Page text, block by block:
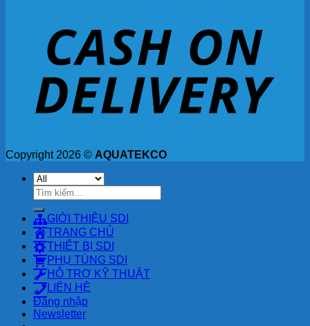
Copyright 2026 © AQUATEKCO
Tìm
kiếm:
GIỚI THIỆU SDI
TRANG CHỦ
THIẾT BỊ SDI
PHỤ TÙNG SDI
HỖ TRỢ KỸ THUẬT
LIÊN HỆ
Đăng nhập
Newsletter